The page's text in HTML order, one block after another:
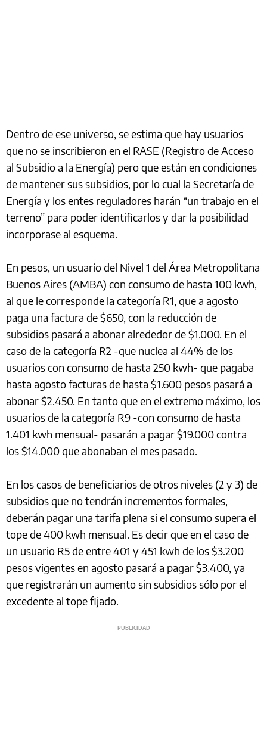
Dentro de ese universo, se estima que hay usuarios
que no se inscribieron en el RASE (Registro de Acceso
al Subsidio a la Energía) pero que están en condiciones
de mantener sus subsidios, por lo cual la Secretaría de
Energía y los entes reguladores harán “un trabajo en el
terreno” para poder identificarlos y dar la posibilidad
incorporase al esquema.
En pesos, un usuario del Nivel 1 del Área Metropolitana
Buenos Aires (AMBA) con consumo de hasta 100 kwh,
al que le corresponde la categoría R1, que a agosto
paga una factura de $650, con la reducción de
subsidios pasará a abonar alrededor de $1.000. En el
caso de la categoría R2 -que nuclea al 44% de los
usuarios con consumo de hasta 250 kwh- que pagaba
hasta agosto facturas de hasta $1.600 pesos pasará a
abonar $2.450. En tanto que en el extremo máximo, los
usuarios de la categoría R9 -con consumo de hasta
1.401 kwh mensual- pasarán a pagar $19.000 contra
los $14.000 que abonaban el mes pasado.
En los casos de beneficiarios de otros niveles (2 y 3) de
subsidios que no tendrán incrementos formales,
deberán pagar una tarifa plena si el consumo supera el
tope de 400 kwh mensual. Es decir que en el caso de
un usuario R5 de entre 401 y 451 kwh de los $3.200
pesos vigentes en agosto pasará a pagar $3.400, ya
que registrarán un aumento sin subsidios sólo por el
excedente al tope fijado.